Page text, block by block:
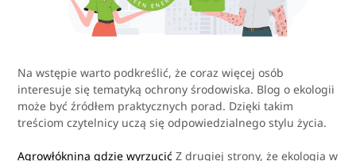
Na wstępie warto podkreślić, że coraz więcej osób
interesuje się tematyką ochrony środowiska. Blog o ekologii
może być źródłem praktycznych porad. Dzięki takim
treściom czytelnicy uczą się odpowiedzialnego stylu życia.
Agrowłóknina gdzie wyrzucić Z drugiej strony, że ekologia w